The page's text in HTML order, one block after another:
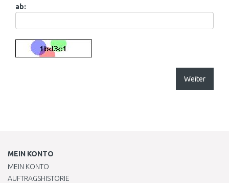
ab:
Weiter
MEIN KONTO
MEIN KONTO
AUFTRAGSHISTORIE